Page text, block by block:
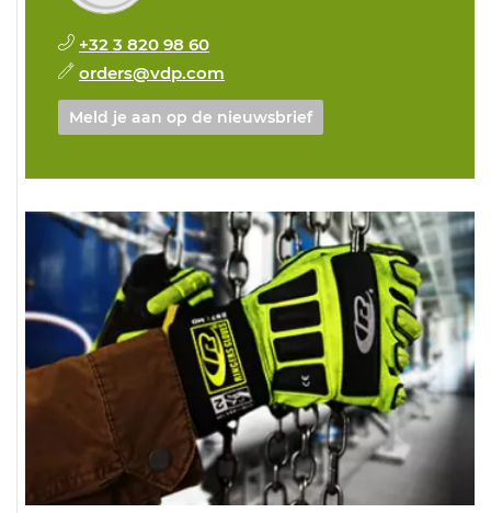
+32 3 820 98 60
orders@vdp.com
Meld je aan op de nieuwsbrief